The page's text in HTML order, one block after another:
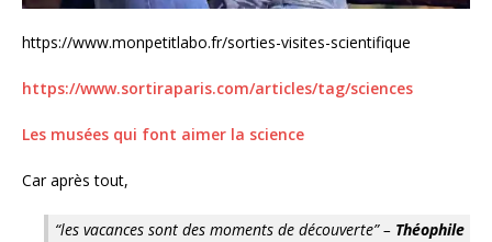
https://www.monpetitlabo.fr/sorties-visites-scientifique
https://www.sortiraparis.com/articles/tag/sciences
Les musées qui font aimer la science
Car après tout,
“les vacances sont des moments de découverte” – Théophile